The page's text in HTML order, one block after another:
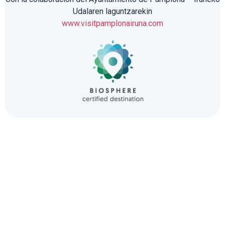
Udalaren laguntzarekin
www.visitpamplonairuna.com